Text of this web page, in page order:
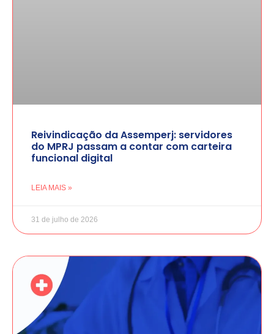
Reivindicação da Assemperj: servidores
do MPRJ passam a contar com carteira
funcional digital
LEIA MAIS »
31 de julho de 2026